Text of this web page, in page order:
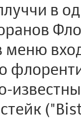
в
меню